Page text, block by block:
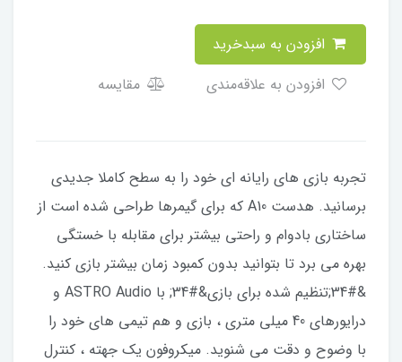
مقایسه
تجربه بازی های رایانه ای خود را به سطح کاملا جدیدی
برسانید. هدست A10 که برای گیمرها طراحی شده است از
ساختاری بادوام و راحتی بیشتر برای مقابله با خستگی
بهره می برد تا بتوانید بدون کمبود زمان بیشتر بازی کنید.
&#34;تنظیم شده برای بازی&#34; با ASTRO Audio و
درایورهای 40 میلی متری ، بازی و هم تیمی های خود را
با وضوح و دقت می شنوید. میکروفون یک جهته ، کنترل